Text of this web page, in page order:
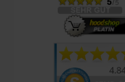
unser Ziel, das
angenehm wie möglich
EigenmarkenLemodo
genau auf die
Diese Marken stehen